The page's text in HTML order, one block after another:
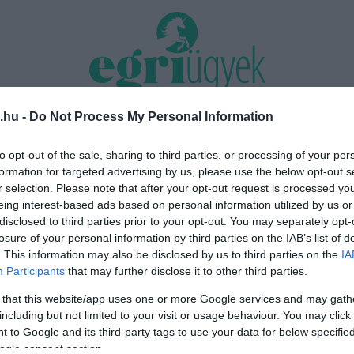
- Do Not Process My Personal Information
opt-out of the sale, sharing to third parties, or processing of your
for targeted advertising by us, please use the below opt-out
selection. Please note that after your opt-out request is processed
interest-based ads based on personal information utilized by us
to third parties prior to your opt-out. You may separately
of your personal information by third parties on the IAB’s list of
This information may also be disclosed by us to third parties on the
Participants that may further disclose it to other third parties.
that this website/app uses one or more Google services and may
but not limited to your visit or usage behaviour. You may
to Google and its third-party tags to use your data for below
consent section.
belvárosának legnagyobb
augusztus 12-17. között ren...
Közmédiások évekig gyűjtötték a
bizonyítékokat, belső
az...